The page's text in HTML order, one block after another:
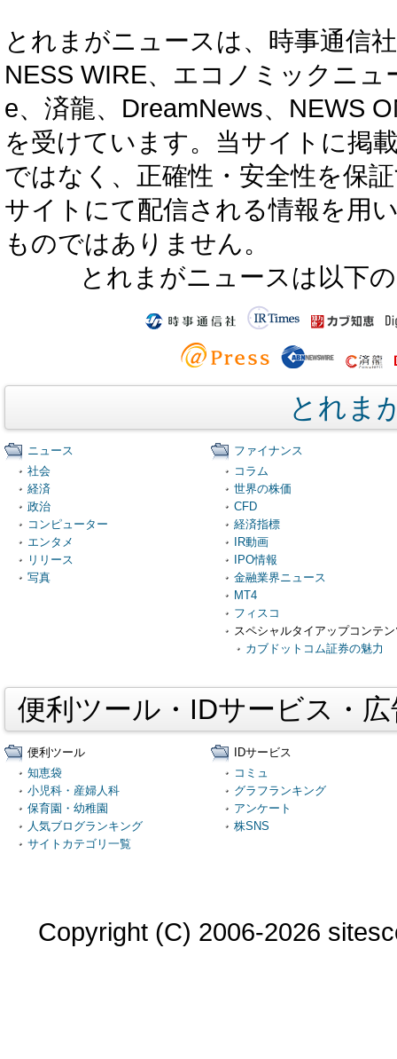
とれまがニュースは、時事通信
NESS WIRE、エコノミックニ
e、済龍、DreamNews、NEWS
を受けています。当サイトに掲
ではなく、正確性・安全性を保
サイトにて配信される情報を用
ものではありません。
とれまがニュースは以下
とれま
ニュース
社会
経済
政治
コンピューター
エンタメ
リリース
写真
ファイナンス
コラム
世界の株価
CFD
経済指標
IR動画
IPO情報
金融業界ニュース
MT4
フィスコ
スペシャルタイアップコンテ
カブドットコム証券の魅力
便利ツール・IDサービス・
便利ツール
知恵袋
小児科・産婦人科
保育園・幼稚園
人気ブログランキング
サイトカテゴリ一覧
IDサービス
コミュ
グラフランキング
アンケート
株SNS
Copyright (C) 2006-2026